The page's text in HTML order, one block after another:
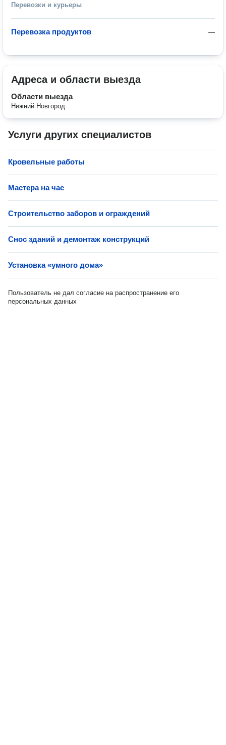
Перевозки и курьеры
—
Перевозка продуктов
Адреса и области выезда
Области выезда
Нижний Новгород
Услуги других специалистов
Кровельные работы
Мастера на час
Строительство заборов и ограждений
Снос зданий и демонтаж конструкций
Установка «умного дома»
Пользователь не дал согласие на распространение его
персональных данных